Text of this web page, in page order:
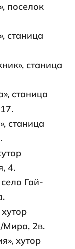
поселок
станица
станица
станица
станица
4.
Гай-
Мира, 2в.
хутор